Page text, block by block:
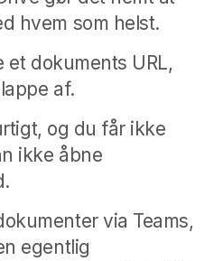
hvem som helst.
et dokuments URL,
af.
og du får ikke
ikke åbne
via Teams,
egentlig